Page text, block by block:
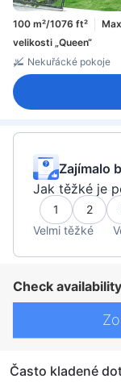
100 m²/1076 ft²
velikosti „Queen“
Nekuřácké pokoje
Zajímalo
Jak těžké je
1 2
Velmi těžké
Check
Často kladené